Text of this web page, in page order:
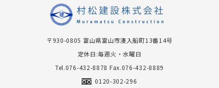
〒930-0805 富⼭県富⼭市湊⼊船町13番14号
定休日:毎週火・水曜日
Tel.076-432-8878 Fax.076-432-8889
0120-302-296